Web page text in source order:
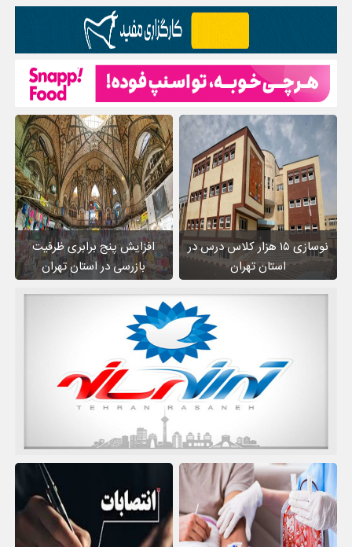
نوسازی ۱۵ هزار کلاس درس در
استان تهران
افزایش پنج برابری ظرفیت
بازرسی در استان تهران